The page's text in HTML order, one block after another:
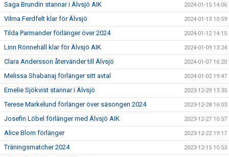
Saga Brundin stannar i Älvsjö AIK 2024-01-15 14:06
Vilma Ferdfelt klar för Älvsjö 2024-01-13 10:59
Tilda Parmander förlänger över 2024 2024-01-12 14:15
Linn Rönnehäll klar för Älvsjö AIK 2024-01-09 13:24
Clara Andersson återvänder till Älvsjö 2024-01-07 16:20
Melissa Shabanaj förlänger sitt avtal 2024-01-02 19:47
Emelie Sjökvist stannar i Älvsjö 2023-12-29 13:35
Terese Markelund förlänger över säsongen 2024 2023-12-28 16:03
Josefin Löbel förlänger med Älvsjö AIK 2023-12-27 10:57
Alice Blom förlänger 2023-12-22 19:17
Träningsmatcher 2024 2023-12-15 10:53